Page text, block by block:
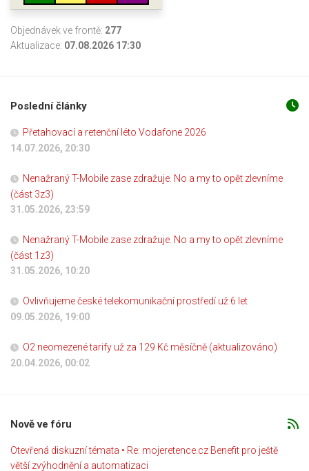
Objednávek ve frontě: 277
Aktualizace: 07.08.2026 17:30
Poslední články
Přetahovací a retenční léto Vodafone 2026
14.07.2026, 20:30
Nenažraný T-Mobile zase zdražuje. No a my to opět zlevníme
(část 3z3)
31.05.2026, 23:59
Nenažraný T-Mobile zase zdražuje. No a my to opět zlevníme
(část 1z3)
31.05.2026, 10:20
Ovlivňujeme české telekomunikační prostředí už 6 let
09.05.2026, 19:00
O2 neomezené tarify už za 129 Kč měsíčně (aktualizováno)
20.04.2026, 00:02
Nově ve fóru
Otevřená diskuzní témata • Re: mojeretence.cz Benefit pro ještě
větší zvýhodnění a automatizaci